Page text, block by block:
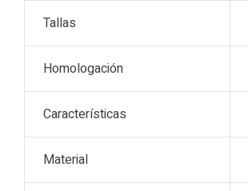
Tallas
Homologación
Características
Material